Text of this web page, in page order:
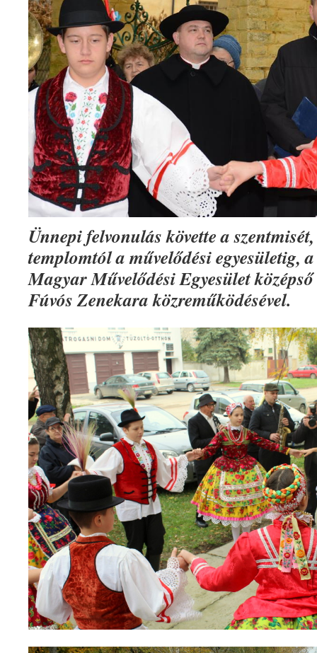
Ünnepi felvonulás követte a
templomtól a művelődési egyesületig,
Magyar Művelődési Egyesület
Fúvós Zenekara közreműködésével.